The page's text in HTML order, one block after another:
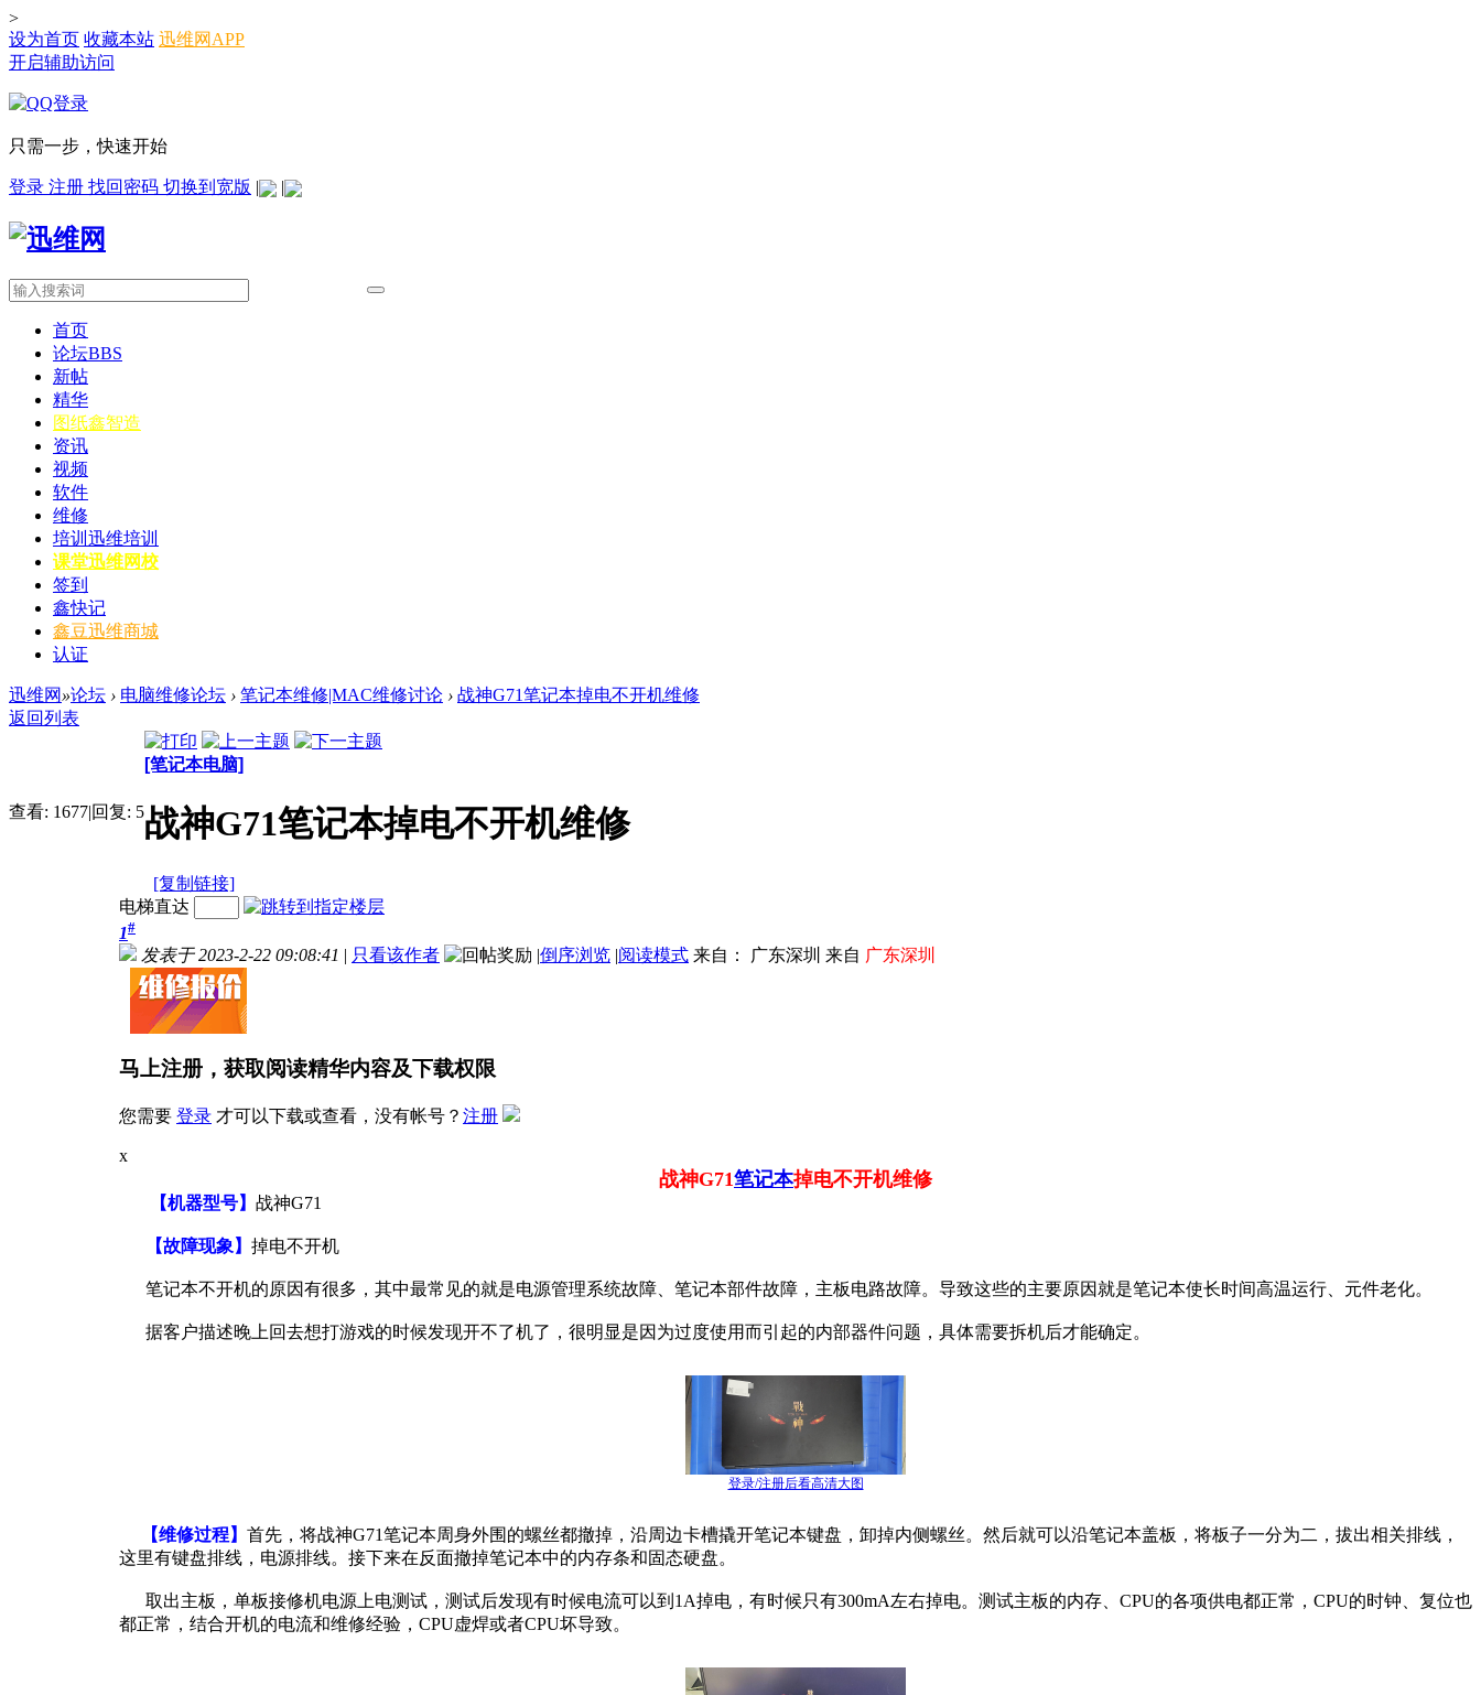
>
设为首页 收藏本站 迅维网APP
开启辅助访问
只需一步，快速开始
登录 注册 找回密码 切换到宽版 | |
首页
论坛BBS
新帖
精华
图纸鑫智造
资讯
视频
软件
维修
培训 迅维培训
课堂迅维网校
签到
鑫快记
鑫豆迅维商城
认证
迅维网 »论坛 › 电脑维修论坛 › 笔记本维修|MAC维修讨论 › 战神G71笔记本掉电不开机维修
返回列表
查看: 1677|回复: 5
[笔记本电脑]
战神G71笔记本掉电不开机维修
[复制链接]
电梯直达
1#
发表于 2023-2-22 09:08:41 | 只看该作者 |倒序浏览 |阅读模式 来自： 广东深圳 来自 广东深圳
马上注册，获取阅读精华内容及下载权限
您需要 登录 才可以下载或查看，没有帐号？ 注册
x
战神G71笔记本掉电不开机维修
【机器型号】 战神G71
【故障现象】 掉电不开机
笔记本不开机的原因有很多，其中最常见的就是电源管理系统故障、笔记本部件故障，主板电路故障。导致这些的主要原因就是笔记本使长时间高温运行、元件老化。
据客户描述晚上回去想打游戏的时候发现开不了机了，很明显是因为过度使用而引起的内部器件问题，具体需要拆机后才能确定。
登录/注册后看高清大图
【维修过程】 首先，将战神G71笔记本周身外围的螺丝都撤掉，沿周边卡槽撬开笔记本键盘，卸掉内侧螺丝。然后就可以沿笔记本盖板，将板子一分为二，拔出相关排线，
这里有键盘排线，电源排线。接下来在反面撤掉笔记本中的内存条和固态硬盘。
取出主板，单板接修机电源上电测试，测试后发现有时候电流可以到1A掉电，有时候只有300mA左右掉电。测试主板的内存、CPU的各项供电都正常，CPU的时钟、复位也
都正常，结合开机的电流和维修经验，CPU虚焊或者CPU坏导致。